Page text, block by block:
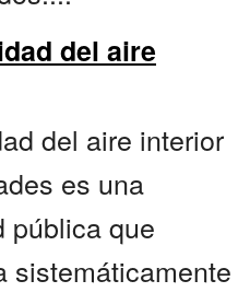
del aire
del aire interior
es una
pública que
sistemáticamente